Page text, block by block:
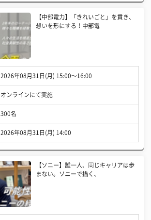
【中部電力】「きれいごと」を貫き、
想いを形にする！中部電
2026年08月31日(月) 15:00〜16:00
オンラインにて実施
300名
2026年08月31日(月) 14:00
【ソニー】誰一人、同じキャリアは歩
まない。ソニーで描く、